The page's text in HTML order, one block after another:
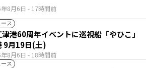
8月6日 - 17時間前
ス
8月6日 - 18時間前
港60周年イベントに巡視船「やひこ」
入港 9月19日(土)
ス